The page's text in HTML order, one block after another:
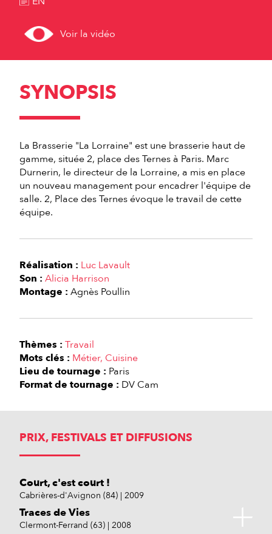
Voir la vidéo
SYNOPSIS
La Brasserie "La Lorraine" est une brasserie haut de
gamme, située 2, place des Ternes à Paris. Marc
Durnerin, le directeur de la Lorraine, a mis en place
un nouveau management pour encadrer l'équipe de
salle. 2, Place des Ternes évoque le travail de cette
équipe.
Réalisation : Luc Lavault
Son : Alicia Harrison
Montage : Agnès Poullin
Thèmes : Travail
Mots clés : Métier Cuisine
Lieu de tournage : Paris
Format de tournage : DV Cam
PRIX, FESTIVALS ET DIFFUSIONS
Court, c'est court !
Cabrières-d'Avignon (84) 2009
Traces de Vies
Clermont-Ferrand (63) 2008